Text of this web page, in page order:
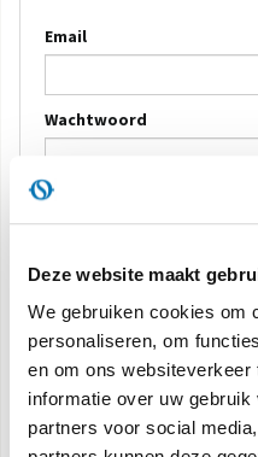
Deze website maakt
We gebruiken cookies om
personaliseren, om
en om ons
informatie over uw
partners voor social
CONTACTEN
WERELD OS
DOCUMENTATIE PRODUCTEN
Email
Wachtwoord
AANMELDEN
Herinner me
Wachtwoord herstellen
Bent u nog niet